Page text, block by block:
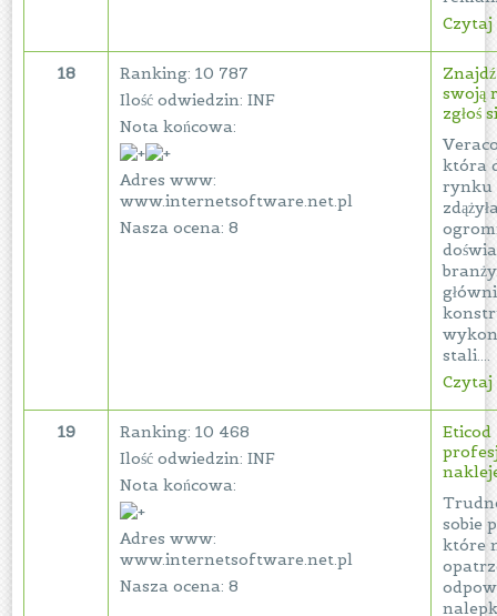
Czytaj
18
Ranking: 10 787
Ilość odwiedzin: INF
Nota końcowa:
Adres www:
www.internetsoftware.net.pl
Nasza ocena: 8
swoją
zgłoś
która
rynku
stali....
Czytaj
19
Ranking: 10 468
Ilość odwiedzin: INF
Nota końcowa:
Adres www:
www.internetsoftware.net.pl
Nasza ocena: 8
Eticod
sobie
które